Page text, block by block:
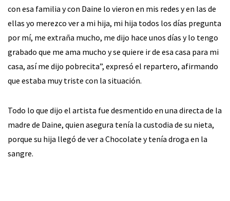
con esa familia y con Daine lo vieron en mis redes y en las de
ellas yo merezco ver a mi hija, mi hija todos los días pregunta
por mí, me extraña mucho, me dijo hace unos días y lo tengo
grabado que me ama mucho y se quiere ir de esa casa para mi
casa, así me dijo pobrecita”, expresó el repartero, afirmando
que estaba muy triste con la situación.
Todo lo que dijo el artista fue desmentido en una directa de la
madre de Daine, quien asegura tenía la custodia de su nieta,
porque su hija llegó de ver a Chocolate y tenía droga en la
sangre.